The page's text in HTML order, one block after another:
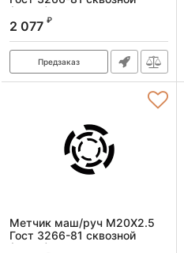
(Р6М5)
Артикул:
2 077 ₽
Предзаказ
Метчик маш/руч M20X2.5
Гост 3266-81 сквозной
(Р6М5)